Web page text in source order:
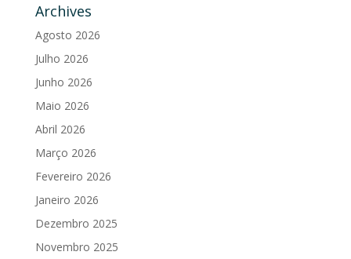
Archives
Agosto 2026
Julho 2026
Junho 2026
Maio 2026
Abril 2026
Março 2026
Fevereiro 2026
Janeiro 2026
Dezembro 2025
Novembro 2025